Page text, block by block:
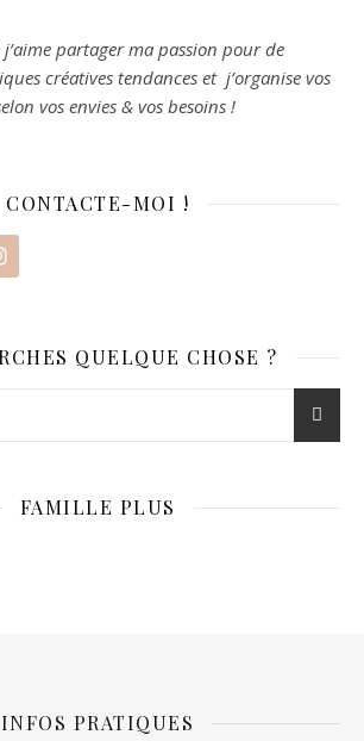
j’aime partager ma passion pour de
créatives tendances et j’organise vos
vos envies & vos besoins !
CONTACTE-MOI !
QUELQUE CHOSE ?
FAMILLE PLUS
INFOS PRATIQUES